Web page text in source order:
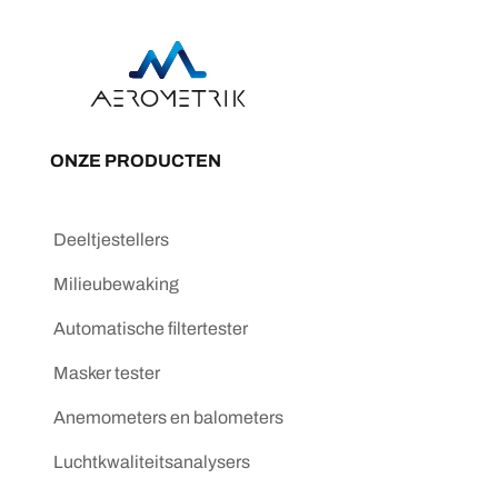
ONZE PRODUCTEN
Deeltjestellers
Milieubewaking
Automatische filtertester
Masker tester
Anemometers en balometers
Luchtkwaliteitsanalysers